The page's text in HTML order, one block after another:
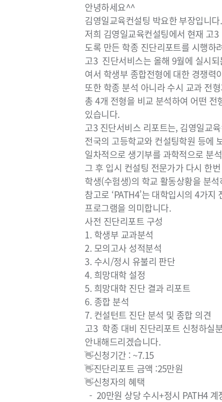
안녕하세요^^
김영일교육컨설팅 박요한 부장입니다.
저희 김영일교육컨설팅에서 현재 고
도록 만든 학종 진단리포트를 시행하
고3 진단서비스는 올해 9월에 실시
여서 학생부 종합전형에 대한 경쟁력
또한 학종 분석 아니라 수시 교과 전
총 4개 전형을 비교 분석하여 어떤
있습니다.
고3 진단서비스 리포트는, 김영일교
전국의 고등학교와 컨설팅학원 등에
일차적으로 생기부를 과학적으로 분
그 후 입시 컨설팅 전문가가 다시 한
학생(수험생)의 학교 활동상황을 분
참고로 ‘PATH4’는 대학입시의 4가
프로그램을 의미합니다.
사전 진단리포트 구성
1. 학생부 교과분석
2. 모의고사 성적분석
3. 수시/정시 유불리 판단
4. 희망대학 설정
5. 희망대학 진단 결과 리포트
6. 종합 분석
7. 컨설턴트 진단 분석 및 종합 의견
고3 학종 대비 진단리포트 신청하실
안내해드리겠습니다.
👋신청기간 : ~7.15
👋진단리포트 금액 :25만원
👋신청자의 혜택
- 20만원 상당 수시+정시 PATH4 계